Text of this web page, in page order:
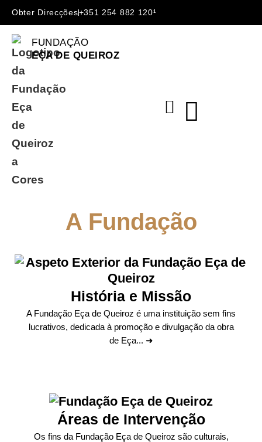
Obter Direcções+351 254 882 120¹
FUNDAÇÃO
EÇA DE QUEIROZ
A Fundação
História e Missão
A Fundação Eça de Queiroz é uma instituição sem fins
lucrativos, dedicada à promoção e divulgação da obra
de Eça... ➜
Áreas de Intervenção
Os fins da Fundação Eça de Queiroz são culturais,